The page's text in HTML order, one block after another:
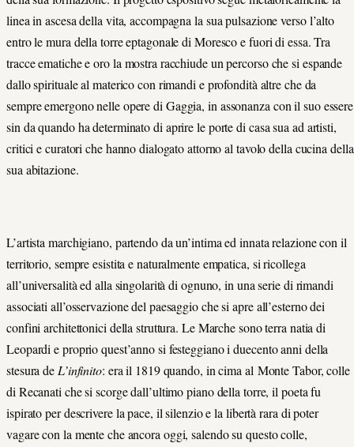
linea in ascesa della vita, accompagna la sua pulsazione verso l’alto
entro le mura della torre eptagonale di Moresco e fuori di essa. Tra
tracce ematiche e oro la mostra racchiude un percorso che si espande
dallo spirituale al materico con rimandi e profondità altre che da
sempre emergono nelle opere di Gaggia, in assonanza con il suo essere
sin da quando ha determinato di aprire le porte di casa sua ad artisti,
critici e curatori che hanno dialogato attorno al tavolo della cucina della
sua abitazione.
L’artista marchigiano, partendo da un’intima ed innata relazione con il
territorio, sempre esistita e naturalmente empatica, si ricollega
all’universalità ed alla singolarità di ognuno, in una serie di rimandi
associati all’osservazione del paesaggio che si apre all’esterno dei
confini architettonici della struttura. Le Marche sono terra natia di
Leopardi e proprio quest’anno si festeggiano i duecento anni della
stesura de L’infinito: era il 1819 quando, in cima al Monte Tabor, colle
di Recanati che si scorge dall’ultimo piano della torre, il poeta fu
ispirato per descrivere la pace, il silenzio e la libertà rara di poter
vagare con la mente che ancora oggi, salendo su questo colle,